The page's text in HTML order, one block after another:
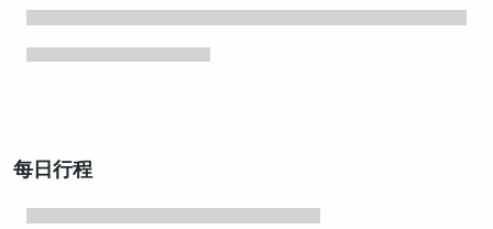
每日行程